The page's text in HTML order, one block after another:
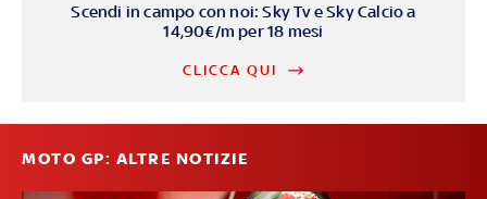
Scendi in campo con noi: Sky Tv e Sky Calcio a
14,90€/m per 18 mesi
CLICCA QUI
MOTO GP: ALTRE NOTIZIE